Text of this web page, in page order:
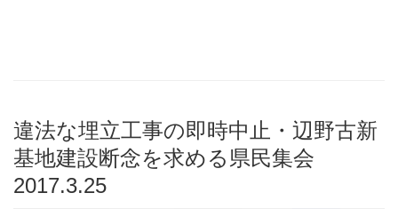
違法な埋立工事の即時中止・辺野古新
基地建設断念を求める県民集会
2017.3.25